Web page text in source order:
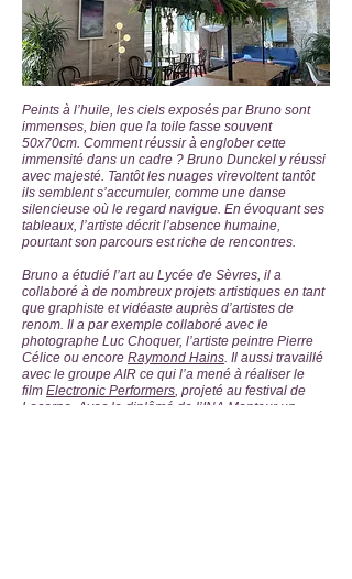
Peints à l’huile, les ciels exposés par Bruno sont
immenses, bien que la toile fasse souvent
50x70cm. Comment réussir à englober cette
immensité dans un cadre ? Bruno Dunckel y réussi
avec majesté. Tantôt les nuages virevoltent tantôt
ils semblent s’accumuler, comme une danse
silencieuse où le regard navigue. En évoquant ses
tableaux, l’artiste décrit l’absence humaine,
pourtant son parcours est riche de rencontres.
Bruno a étudié l’art au Lycée de Sèvres, il a
collaboré à de nombreux projets artistiques en tant
que graphiste et vidéaste auprès d’artistes de
renom. Il a par exemple collaboré avec le
photographe Luc Choquer, l’artiste peintre Pierre
Célice ou encore Raymond Hains. Il aussi travaillé
avec le groupe AIR ce qui l’a mené à réaliser le
film Electronic Performers, projeté au festival de
Locarno. Avec le diplômé de l’INA Monteur un